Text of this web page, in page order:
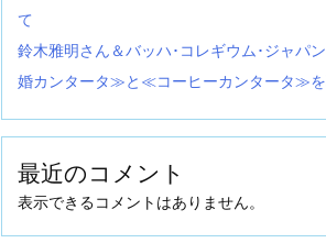
て
鈴木雅明さん＆バッハ･コレギウム･ジャパ
婚カンタータ≫と≪コーヒーカンタータ≫を
最近のコメント
表示できるコメントはありません。